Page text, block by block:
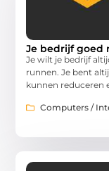
Je bedrijf goed
Je wilt je bedrijf
runnen. Je bent
kunnen reduceren
Computers /